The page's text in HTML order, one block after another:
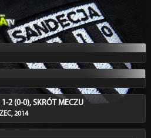
2 (0-0), SKRÓT MECZU
2014